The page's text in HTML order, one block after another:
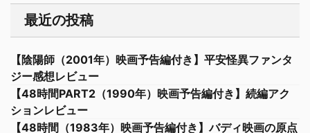
最近の投稿
【陰陽師（2001年）映画予告編付き】平安怪異ファンタ
ジー感想レビュー
【48時間PART2（1990年）映画予告編付き】続編アク
ションレビュー
【48時間（1983年）映画予告編付き】バディ映画の原点